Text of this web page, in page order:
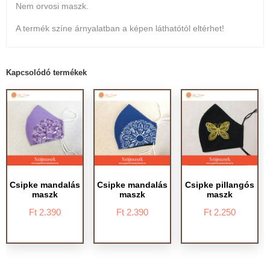
Nem orvosi maszk.
A termék színe árnyalatban a képen láthatótól eltérhet!
Kapcsolódó termékek
Csipke mandalás
maszk
Ft2.390
Csipke mandalás
maszk
Ft2.390
Csipke pillangós
maszk
Ft 2.250